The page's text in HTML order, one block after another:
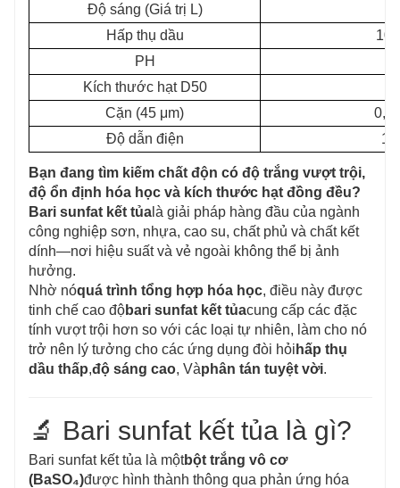
Độ sáng (Giá trị L)
Hấp thụ dầu
10-
PH
Kích thước hạt D50
Cặn (45 μm)
Độ dẫn điện
Bạn đang tìm kiếm chất độn có độ trắng vượt trội,
độ ổn định hóa học và kích thước hạt đồng đều?
Bari sunfat kết tủa là giải pháp hàng đầu của ngành
công nghiệp sơn, nhựa, cao su, chất phủ và chất kết
dính—nơi hiệu suất và vẻ ngoài không thể bị ảnh
hưởng.
Nhờ nóquá trình tổng hợp hóa học, điều này được
tinh chế cao độbari sunfat kết tủacung cấp các đặc
tính vượt trội hơn so với các loại tự nhiên, làm cho nó
trở nên lý tưởng cho các ứng dụng đòi hỏi hấp thụ
dầu thấp,độ sáng cao, Vàphân tán tuyệt vời.
🔬 Bari sunfat kết tủa là gì?
Bari sunfat kết tủa là mộtbột trắng vô cơ
(BaSO₄)được hình thành thông qua phản ứng hóa